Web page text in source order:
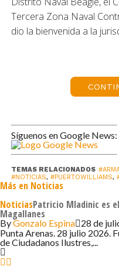
Tercera Zona Naval
dio la bienvenida a la
aprendizaje que han
instrucción, el cual les
En la misma línea, el
Capitán de Navío Juan
país. Es una
pabellón como símbolo
marinas amigas de la
tarea se cumplió a
una plataforma muy
Exterior del Estado, que
Síguenos en Google News:
TEMAS RELACIONADOS
#NOTICIAS, #PUERTOWILLIAMS,
Más en Noticias
NoticiasPatricio Mladinic es
Magallanes
ByGonzalo Espina 28 de
Punta Arenas. 28 julio 2026.
de Ciudadanos Ilustres,...